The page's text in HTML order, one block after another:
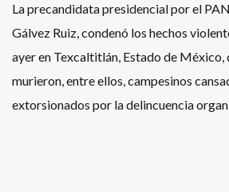
La precandidata presidencial por el
Gálvez Ruiz, condenó los hechos
ayer en Texcaltitlán, Estado de México,
murieron, entre ellos, campesinos
extorsionados por la delincuencia